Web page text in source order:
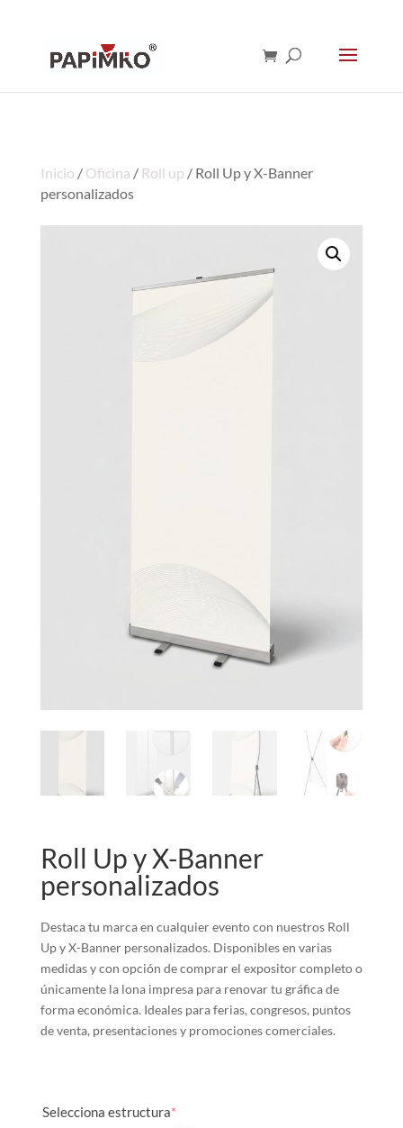
Inicio / Oficina / Roll up / Roll Up y X-Banner
personalizados
Roll Up y X-Banner
personalizados
Destaca tu marca en cualquier evento con nuestros Roll
Up y X-Banner personalizados. Disponibles en varias
medidas y con opción de comprar el expositor completo o
únicamente la lona impresa para renovar tu gráfica de
forma económica. Ideales para ferias, congresos, puntos
de venta, presentaciones y promociones comerciales.
Selecciona estructura*